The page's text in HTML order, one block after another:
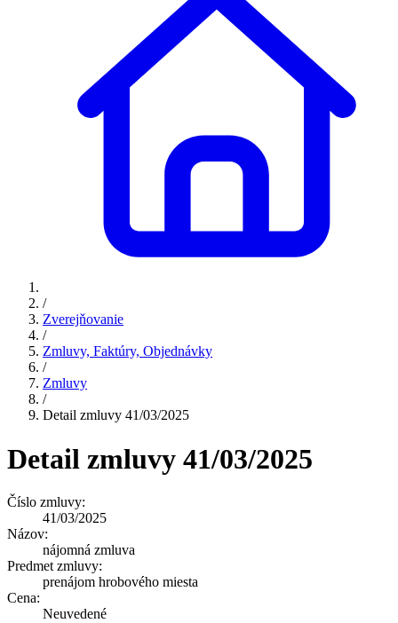
/
Zverejňovanie
/
Zmluvy, Faktúry, Objednávky
/
Zmluvy
/
Detail zmluvy 41/03/2025
Detail zmluvy 41/03/2025
Číslo zmluvy:
41/03/2025
Názov:
nájomná zmluva
Predmet zmluvy:
prenájom hrobového miesta
Cena:
Neuvedené